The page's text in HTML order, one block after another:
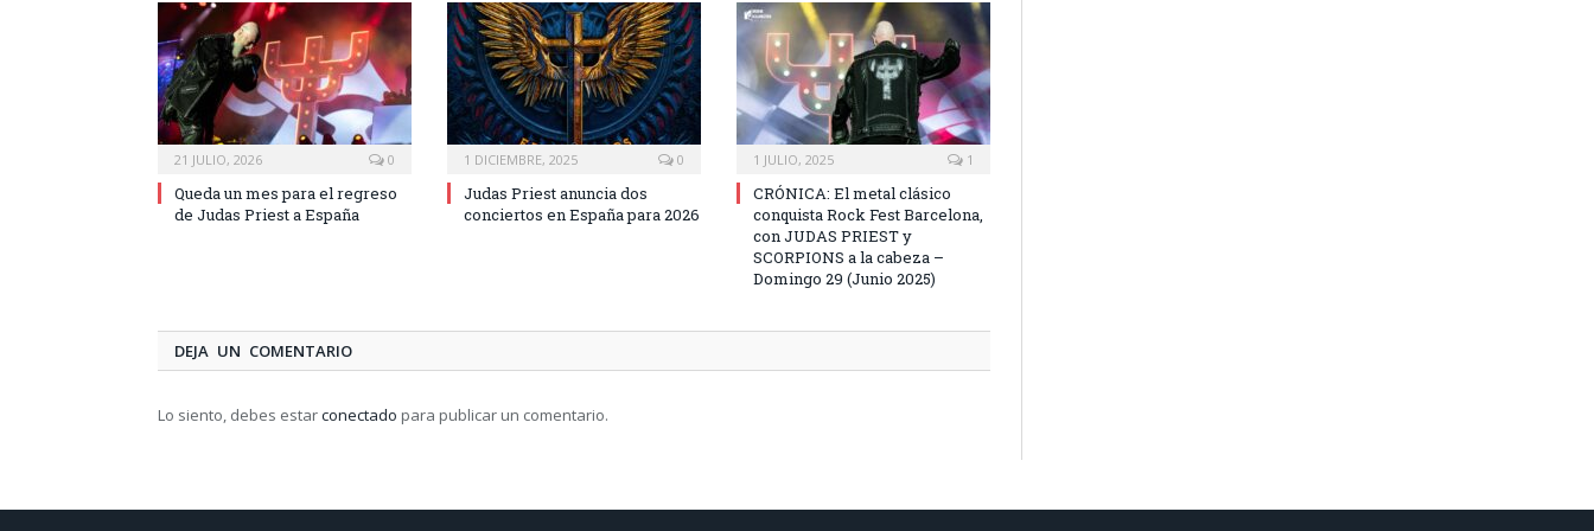
21 JULIO, 2026 0
Queda un mes para el regreso
de Judas Priest a España
1 DICIEMBRE, 2025 0
Judas Priest anuncia dos
conciertos en España para 2026
1 JULIO, 2025 1
CRÓNICA: El metal clásico
conquista Rock Fest Barcelona,
con JUDAS PRIEST y
SCORPIONS a la cabeza –
Domingo 29 (Junio 2025)
DEJA UN COMENTARIO
Lo siento, debes estarconectado para publicar un comentario.